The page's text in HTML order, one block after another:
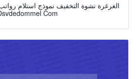
الغرغرة نشوة التخفيف نموذج استلام رواتب
Com